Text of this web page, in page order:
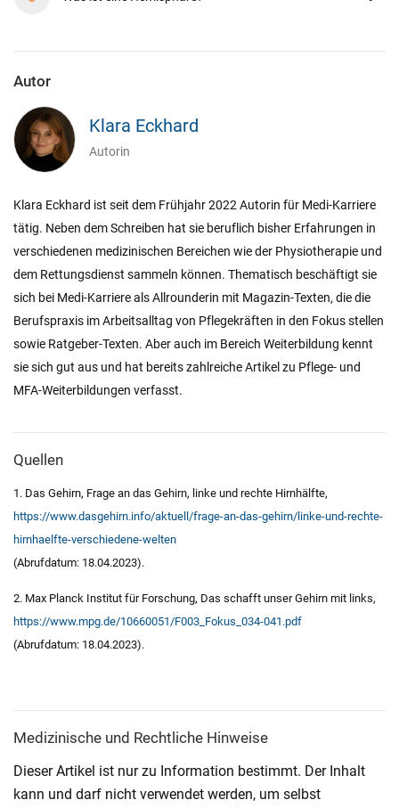
Autor
Klara Eckhard
Autorin
Klara Eckhard ist seit dem Frühjahr 2022 Autorin für Medi-Karriere
tätig. Neben dem Schreiben hat sie beruflich bisher Erfahrungen in
verschiedenen medizinischen Bereichen wie der Physiotherapie und
dem Rettungsdienst sammeln können. Thematisch beschäftigt sie
sich bei Medi-Karriere als Allrounderin mit Magazin-Texten, die die
Berufspraxis im Arbeitsalltag von Pflegekräften in den Fokus stellen
sowie Ratgeber-Texten. Aber auch im Bereich Weiterbildung kennt
sie sich gut aus und hat bereits zahlreiche Artikel zu Pflege- und
MFA-Weiterbildungen verfasst.
Quellen
1. Das Gehirn, Frage an das Gehirn, linke und rechte Hirnhälfte,
https://www.dasgehirn.info/aktuell/frage-an-das-gehirn/linke-und-rechte-
hirnhaelfte-verschiedene-welten
(Abrufdatum: 18.04.2023).
2. Max Planck Institut für Forschung, Das schafft unser Gehirn mit links,
https://www.mpg.de/10660051/F003_Fokus_034-041.pdf
(Abrufdatum: 18.04.2023).
Medizinische und Rechtliche Hinweise
Dieser Artikel ist nur zu Information bestimmt. Der Inhalt
kann und darf nicht verwendet werden, um selbst